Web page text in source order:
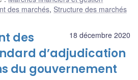
des marchés, Structure des marchés
18 décembre 2020
des
d’adjudication
du gouvernement